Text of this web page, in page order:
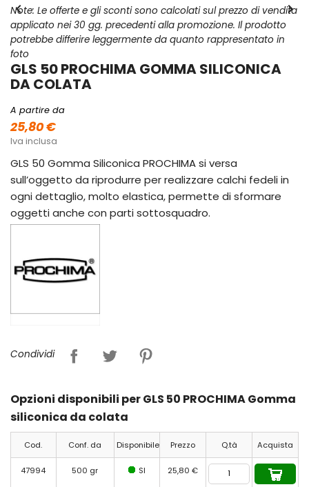
 
Note: Le offerte e gli sconti sono calcolati sul prezzo di vendita
applicato nei 30 gg. precedenti alla promozione. Il prodotto
potrebbe differire leggermente da quanto rappresentato in
foto
GLS 50 PROCHIMA GOMMA SILICONICA
DA COLATA
A partire da
25,80 €
Iva inclusa
GLS 50 Gomma Siliconica PROCHIMA si versa
sull’oggetto da riprodurre per realizzare calchi fedeli in
ogni dettaglio, molto elastica, permette di sformare
oggetti anche con parti sottosquadro.
Condividi
Opzioni disponibili per GLS 50 PROCHIMA Gomma
siliconica da colata
Cod. Conf. da Disponibile Prezzo Q.tà Acquista
47994 500 gr SI 25,80 €